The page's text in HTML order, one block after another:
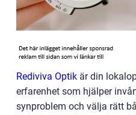
Rediviva Optik är din
erfarenhet som hjälper
synproblem och välja rätt